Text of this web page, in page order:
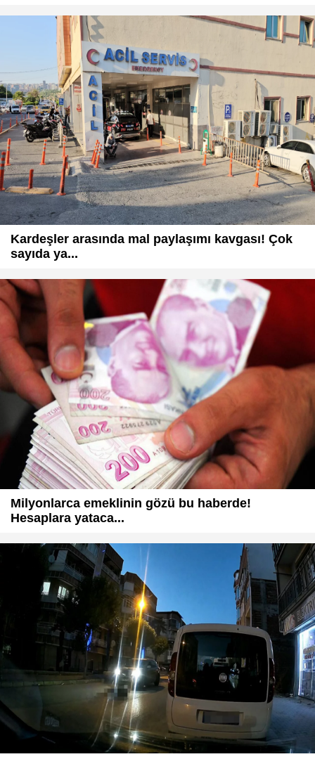
Kardeşler arasında mal paylaşımı kavgası! Çok
sayıda ya...
Milyonlarca emeklinin gözü bu haberde!
Hesaplara yataca...